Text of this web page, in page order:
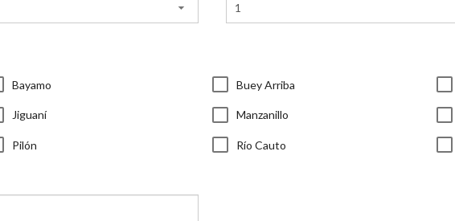
1
Bayamo Buey Arriba
Jiguaní Manzanillo
Pilón Río Cauto